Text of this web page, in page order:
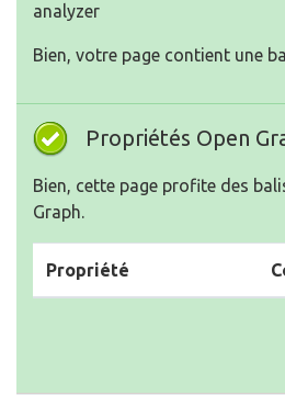
analyzer
Bien, votre page contient une
Propriétés Open
Bien, cette page profite des
Graph.
Propriété